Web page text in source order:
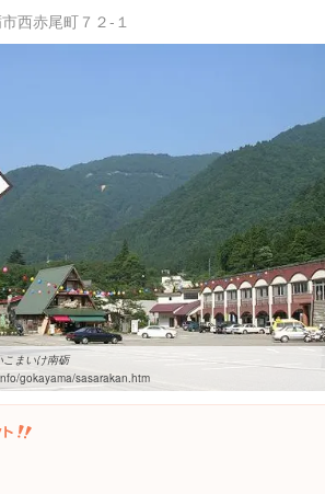
西赤尾町７２-１
まいけ南砺
gokayama/sasarakan.htm